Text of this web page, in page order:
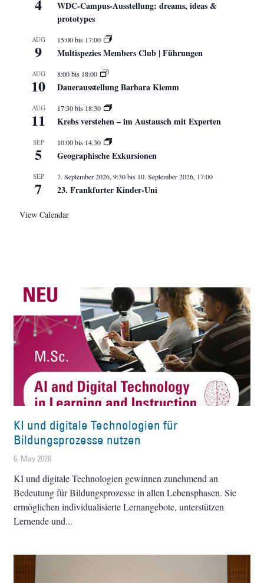
4
WDC-Campus-Ausstellung: dreams, ideas &
prototypes
AUG
9
15:00bis 17:00
Multispezies Members Club | Führungen
AUG
10
8:00bis 18:00
Dauerausstellung Barbara Klemm
AUG
11
17:30bis 18:30
Krebs verstehen – im Austausch mit Experten
SEP
5
10:00bis 14:30
Geographische Exkursionen
SEP
7
7. September 2026, 9:30bis 10. September 2026, 17:00
23. Frankfurter Kinder-Uni
View Calendar
KI und digitale Technologien für
Bildungsprozesse nutzen
6. May 2026
KI und digitale Technologien gewinnen zunehmend an
Bedeutung für Bildungsprozesse in allen Lebensphasen. Sie
ermöglichen individualisierte Lernangebote, unterstützen
Lernende und